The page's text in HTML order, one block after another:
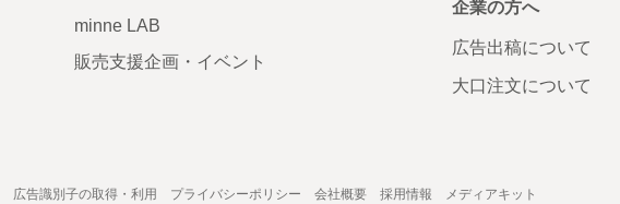
minne LAB
販売支援企画・イベント
企業の方へ
広告出稿について
大口注文について
広告識別子の取得・利用 プライバシーポリシー 会社概要 採用情報 メディアキット